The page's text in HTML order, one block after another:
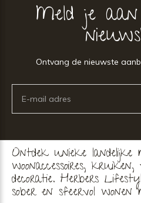
Meld je
Ontvang de nieuwste
Ontdek unieke landelijke
woonaccessoires,
decoratie. Herbers
sober en sfeervol